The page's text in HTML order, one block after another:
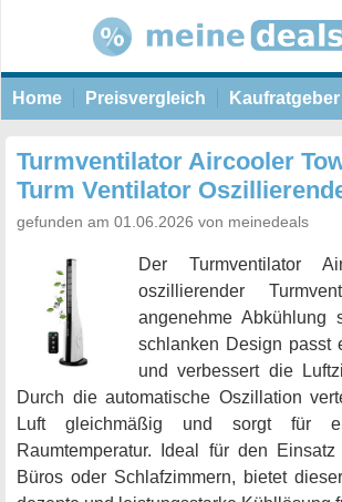
Home Preisvergleich Kaufratgeber
Turmventilator Aircooler
Turm Ventilator
gefunden am 01.06.2026 von meinedeals
Der Turmventilator
oszillierender
angenehme Abkühlung
schlanken Design passt
und verbessert die
Durch die automatische Oszillation
Luft gleichmäßig und sorgt für
Raumtemperatur. Ideal für den
Büros oder Schlafzimmern, bietet